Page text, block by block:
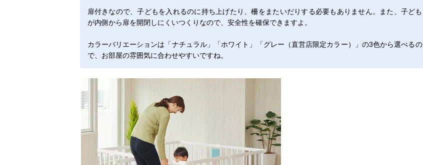
扉付きなので、子どもを入れるのに持ち上げたり、柵をまたいだりする必要もありません。また、子ども
が内側から扉を開閉しにくいつくりなので、安全性を確保できますよ。
カラーバリエーションは「ナチュラル」「ホワイト」「グレー（直営店限定カラー）」の3色から選べるの
で、お部屋の雰囲気に合わせやすいですね。